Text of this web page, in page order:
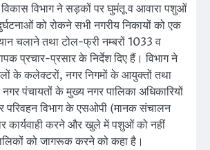
विभाग ने सड़कों पर घुमंतू व आवारा पशुओं
को रोकने सभी नगरीय निकायों को एक
चलाने तथा टोल-फ्री नम्बरों 1033 व
प्रचार-प्रसार के निर्देश दिए हैं। विभाग ने
के कलेक्टरों, नगर निगमों के आयुक्तों तथा
पंचायतों के मुख्य नगर पालिका अधिकारियों
परिवहन विभाग के एसओपी (मानक संचालन
कार्यवाही करने और खुले में पशुओं को नहीं
को जागरूक करने को कहा है।